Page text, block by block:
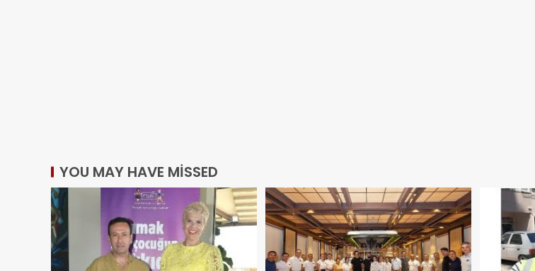
YOU MAY HAVE MISSED